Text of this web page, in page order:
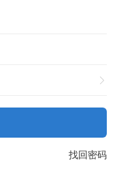
找回密码